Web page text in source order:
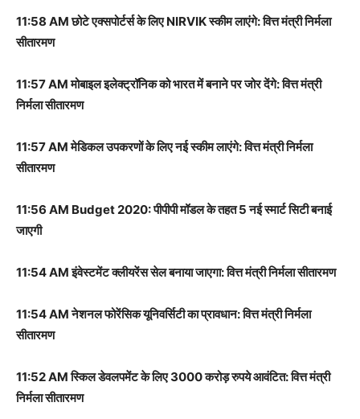
11:58 AM छोटे एक्सपोर्टर्स के लिए NIRVIK स्कीम लाएंगे: वित्त मंत्री निर्मला
सीतारमण
11:57 AM मोबाइल इलेक्ट्रॉनिक को भारत में बनाने पर जोर देंगे: वित्त मंत्री
निर्मला सीतारमण
11:57 AM मेडिकल उपकरणों के लिए नई स्कीम लाएंगे: वित्त मंत्री निर्मला
सीतारमण
11:56 AM Budget 2020: पीपीपी मॉडल के तहत 5 नई स्मार्ट सिटी बनाई
जाएगी
11:54 AM इंवेस्टमेंट क्लीयरेंस सेल बनाया जाएगा: वित्त मंत्री निर्मला सीतारमण
11:54 AM नेशनल फोरेंसिक यूनिवर्सिटी का प्रावधान: वित्त मंत्री निर्मला
सीतारमण
11:52 AM स्किल डेवलपमेंट के लिए 3000 करोड़ रुपये आवंटित: वित्त मंत्री
निर्मला सीतारमण